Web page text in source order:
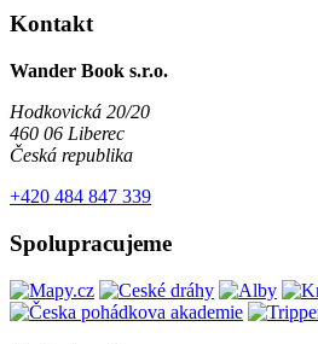
Kontakt
Wander Book s.r.o.
Hodkovická 20/20
460 06 Liberec
Česká republika
+420 484 847 339
Spolupracujeme